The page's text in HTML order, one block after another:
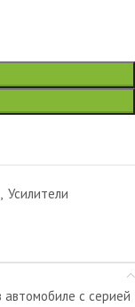
, Усилители
с серией